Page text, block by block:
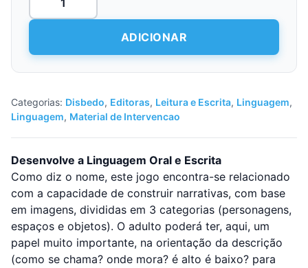
Quem
um
ADICIONAR
Categorias: Disbedo, Editoras, Leitura e Escrita, Linguagem,
Linguagem, Material de Intervencao
Desenvolve a Linguagem Oral e Escrita
Como diz o nome, este jogo encontra-se relacionado
com a capacidade de construir narrativas, com base
em imagens, divididas em 3 categorias (personagens,
espaços e objetos). O adulto poderá ter, aqui, um
papel muito importante, na orientação da descrição
(como se chama? onde mora? é alto é baixo? para